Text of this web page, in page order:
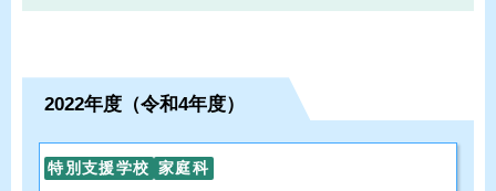
2022年度（令和4年度）
特別支援学校 家庭科